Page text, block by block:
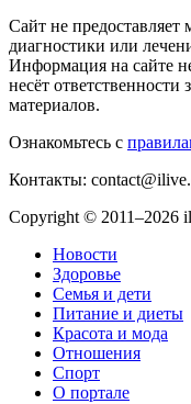
Сайт не предоставляет
диагностики или
Информация на сайте
несёт ответственности
материалов.
Ознакомьтесь с
Контакты:
Copyright © 2011–2026
Новости
Здоровье
Семья и дети
Питание и диеты
Красота и мода
Отношения
Спорт
О портале